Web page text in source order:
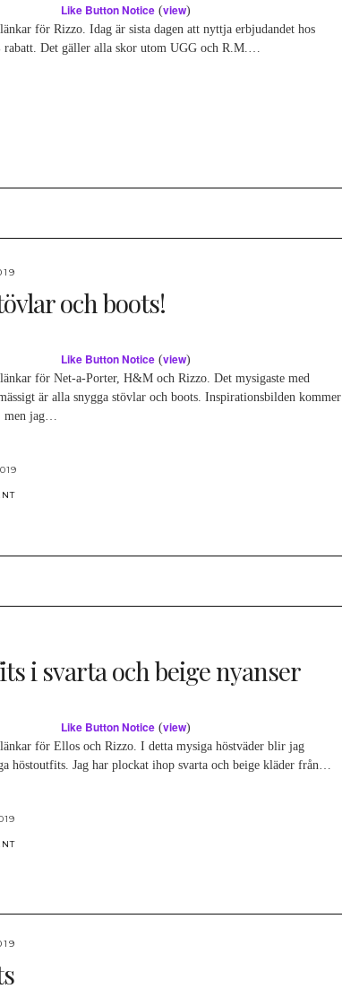
Like Button Notice (view)
för Rizzo. Idag är sista dagen att nyttja erbjudandet hos
rabatt. Det gäller alla skor utom UGG och R.M.…
och boots!
Like Button Notice (view)
för Net-a-Porter, H&M och Rizzo. Det mysigaste med
är alla snygga stövlar och boots. Inspirationsbilden kommer
men jag…
i svarta och beige nyanser
Like Button Notice (view)
för Ellos och Rizzo. I detta mysiga höstväder blir jag
höstoutfits. Jag har plockat ihop svarta och beige kläder från…